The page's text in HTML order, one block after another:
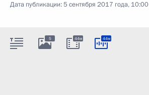
Дата публикации:5 сентября 2017 года, 10:00
5 44м 44м